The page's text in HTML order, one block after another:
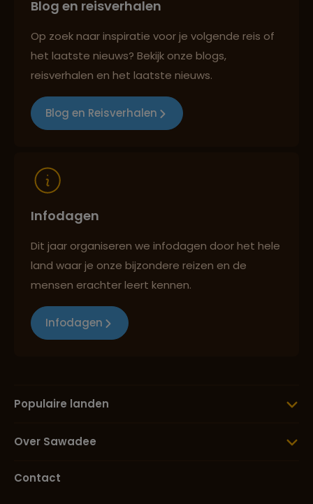
Persoonlijk en deskundig reisadvies
Best beoordeelde reisroutes
Blog en reisverhalen
Op zoek naar inspiratie voor je volgende reis of
het laatste nieuws? Bekijk onze blogs,
reisverhalen en het laatste nieuws.
Blog en Reisverhalen
Infodagen
Dit jaar organiseren we infodagen door het hele
land waar je onze bijzondere reizen en de
mensen erachter leert kennen.
Infodagen
Populaire landen
Over Sawadee
Contact